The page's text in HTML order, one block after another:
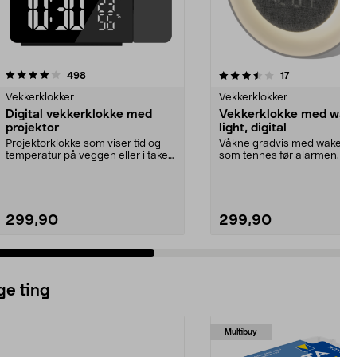
498anmeldelser
Vekkerklokker
Digital vekkerklokke med
projektor
Projektorklokke som viser tid og
temperatur på veggen eller i taket.
299,90
3.5 av 5 stjerner 17anmeldelser
Vekkerklokker
Vekkerklokke med
light, digital
Våkne gradvis med
som tennes før alarmen.
299,90
3.5 av 5 stjerner
ting
Multibuy